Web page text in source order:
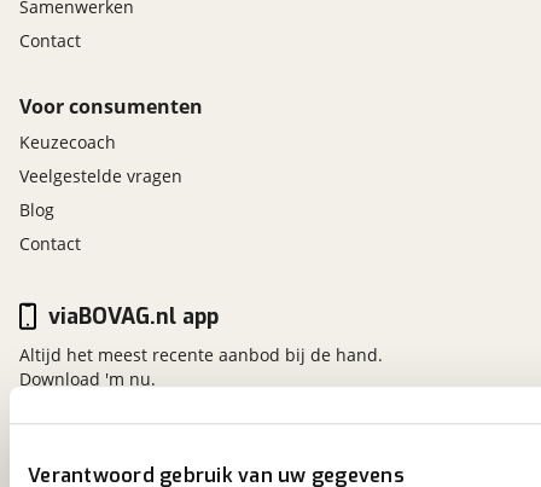
Verantwoord gebruik van uw gegevens
Samenwerken
Contact
Voor consumenten
Keuzecoach
Veelgestelde vragen
Blog
Contact
viaBOVAG.nl
viaBOVAG.nl app
Altijd het meest recente aanbod bij de hand.
Download 'm nu.